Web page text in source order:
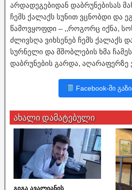
არდადეგებიდან დაბრუნებისას
ჩემს ქალაქს სუნით ვცნობდი და
წამოვყოფდი – ,,როგორც იქნა,
ძლივსღა ვიხსენებ ჩემს ქალაქს
სურნელი და მშობლების ხმა
დაბრუნების გარდა, აღარაფერზე
Facebook-ში
ახალი დამატებული
გიგა ავალიანის